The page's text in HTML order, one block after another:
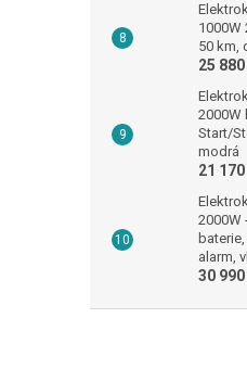
1000W
50 km,
25
2000W
Start/
modrá
21
2000W
alarm,
30 990